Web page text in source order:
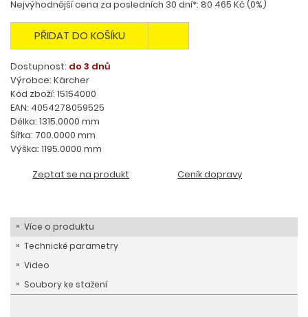
Nejvýhodnější cena za posledních 30 dní*: 80 465 Kč (0%)
PŘIDAT DO KOŠÍKU
Dostupnost: do 3 dnů
Výrobce: Kärcher
Kód zboží: 15154000
EAN: 4054278059525
Délka: 1315.0000 mm
Šířka: 700.0000 mm
Výška: 1195.0000 mm
Zeptat se na produkt
Ceník dopravy
Více o produktu
Technické parametry
Video
Soubory ke stažení